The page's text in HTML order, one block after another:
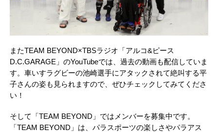
またTEAM BEYOND×TBSラジオ「アルコ&ピース
D.C.GARAGE」のYouTubeでは、過去の動画も配信していま
す。車いすラグビーの池崎選手にアタックされて絶叫する平
子さんの姿も見られますので、ぜひチェックしてみてくださ
い！
そして「TEAM BEYOND」ではメンバーを募集中です。
「TEAM BEYOND」は、パラスポーツの楽しさやパラアス